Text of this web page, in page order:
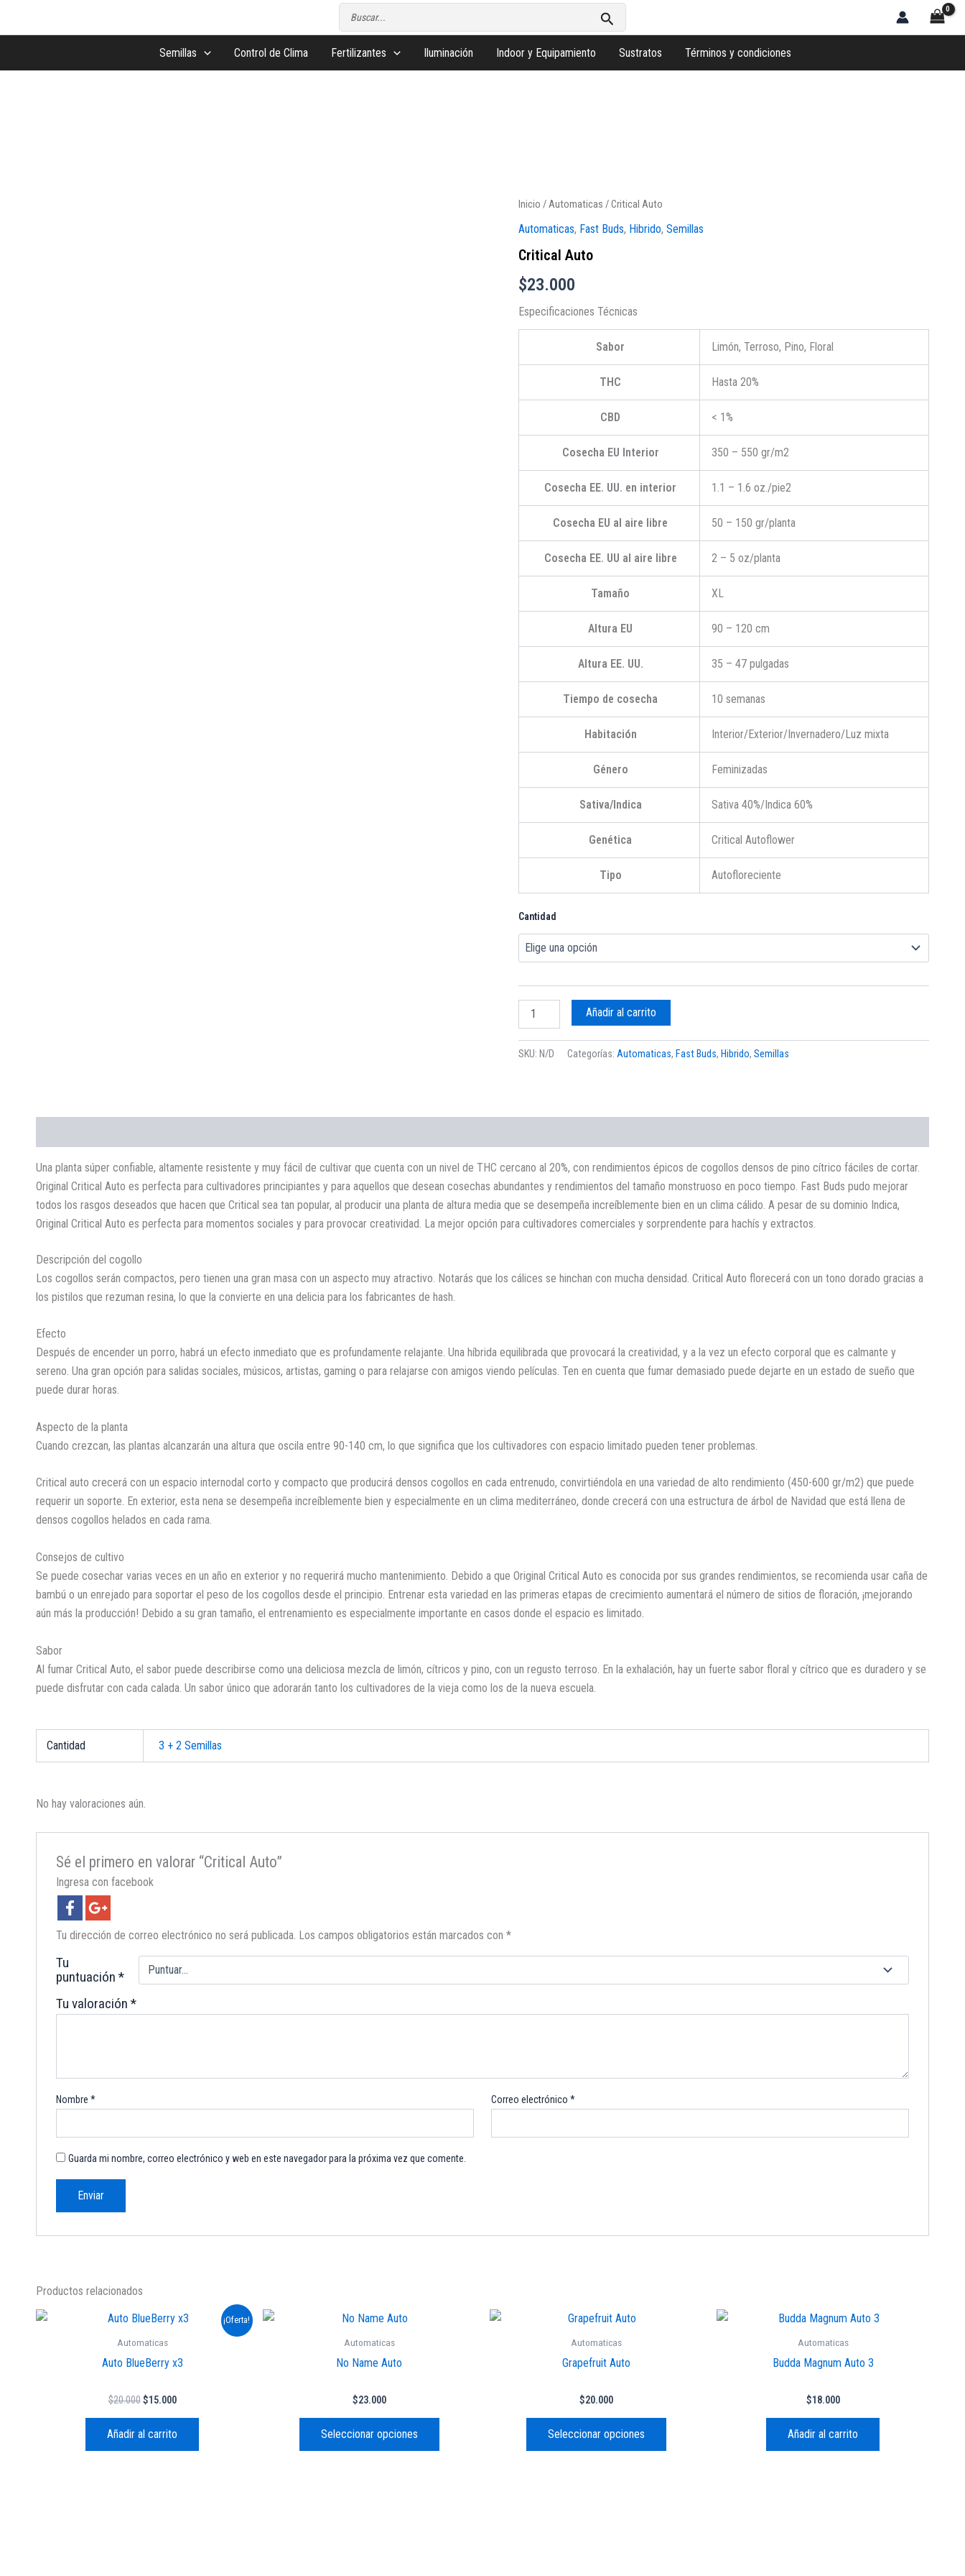
por:
Semillas Control de Clima Fertilizantes Iluminación Indoor y Equipamiento Sustratos Términos y condiciones
Inicio /Automaticas / Critical Auto
Automaticas, Fast Buds, Hibrido, Semillas
Critical Auto
$23.000
Especificaciones Técnicas
Sabor Limón, Terroso, Pino, Floral
THC Hasta 20%
CBD < 1%
Cosecha EU Interior 350 – 550 gr/m2
Cosecha EE. UU. en interior 1.1 – 1.6 oz./pie2
Cosecha EU al aire libre 50 – 150 gr/planta
Cosecha EE. UU al aire libre 2 – 5 oz/planta
Tamaño XL
Altura EU 90 – 120 cm
Altura EE. UU. 35 – 47 pulgadas
Tiempo de cosecha 10 semanas
Habitación Interior/Exterior/Invernadero/Luz mixta
Género Feminizadas
Sativa/Indica Sativa 40%/Indica 60%
Genética Critical Autoflower
Tipo Autofloreciente
Cantidad
Critical
cantidad
Añadir al carrito
SKU: N/D Categorías: Automaticas, Fast Buds, Hibrido, Semillas
Una planta súper confiable, altamente resistente y muy fácil de cultivar que cuenta con un nivel de THC cercano al 20%, con rendimientos épicos de cogollos densos de pino cítrico fáciles de cortar.
Original Critical Auto es perfecta para cultivadores principiantes y para aquellos que desean cosechas abundantes y rendimientos del tamaño monstruoso en poco tiempo. Fast Buds pudo mejorar
todos los rasgos deseados que hacen que Critical sea tan popular, al producir una planta de altura media que se desempeña increíblemente bien en un clima cálido. A pesar de su dominio Indica,
Original Critical Auto es perfecta para momentos sociales y para provocar creatividad. La mejor opción para cultivadores comerciales y sorprendente para hachís y extractos.
Descripción del cogollo
Los cogollos serán compactos, pero tienen una gran masa con un aspecto muy atractivo. Notarás que los cálices se hinchan con mucha densidad. Critical Auto florecerá con un tono dorado gracias a
los pistilos que rezuman resina, lo que la convierte en una delicia para los fabricantes de hash.
Efecto
Después de encender un porro, habrá un efecto inmediato que es profundamente relajante. Una híbrida equilibrada que provocará la creatividad, y a la vez un efecto corporal que es calmante y
sereno. Una gran opción para salidas sociales, músicos, artistas, gaming o para relajarse con amigos viendo películas. Ten en cuenta que fumar demasiado puede dejarte en un estado de sueño que
puede durar horas.
Aspecto de la planta
Cuando crezcan, las plantas alcanzarán una altura que oscila entre 90-140 cm, lo que significa que los cultivadores con espacio limitado pueden tener problemas.
Critical auto crecerá con un espacio internodal corto y compacto que producirá densos cogollos en cada entrenudo, convirtiéndola en una variedad de alto rendimiento (450-600 gr/m2) que puede
requerir un soporte. En exterior, esta nena se desempeña increíblemente bien y especialmente en un clima mediterráneo, donde crecerá con una estructura de árbol de Navidad que está llena de
densos cogollos helados en cada rama.
Consejos de cultivo
Se puede cosechar varias veces en un año en exterior y no requerirá mucho mantenimiento. Debido a que Original Critical Auto es conocida por sus grandes rendimientos, se recomienda usar caña de
bambú o un enrejado para soportar el peso de los cogollos desde el principio. Entrenar esta variedad en las primeras etapas de crecimiento aumentará el número de sitios de floración, ¡mejorando
aún más la producción! Debido a su gran tamaño, el entrenamiento es especialmente importante en casos donde el espacio es limitado.
Sabor
Al fumar Critical Auto, el sabor puede describirse como una deliciosa mezcla de limón, cítricos y pino, con un regusto terroso. En la exhalación, hay un fuerte sabor floral y cítrico que es duradero y se
puede disfrutar con cada calada. Un sabor único que adorarán tanto los cultivadores de la vieja como los de la nueva escuela.
Cantidad 3 + 2 Semillas
No hay valoraciones aún.
Sé el primero en valorar “Critical Auto”
Ingresa con facebook
Tu dirección de correo electrónico no será publicada. Los campos obligatorios están marcados con *
Tu
puntuación *
Tu valoración *
Nombre * Correo electrónico *
Guarda mi nombre, correo electrónico y web en este navegador para la próxima vez que comente.
Productos relacionados
¡Oferta!
Automaticas
Auto BlueBerry x3
$20.000
El
original
$20.000.
$15.000
El
$15.000.
Añadir al carrito
Automaticas
No Name Auto
$23.000
Seleccionar opciones
se
Automaticas
Grapefruit Auto
$20.000
Seleccionar opciones
se
Automaticas
Budda Magnum Auto 3
$18.000
Añadir al carrito